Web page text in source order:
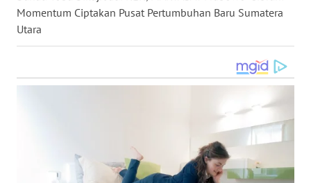
Momentum Ciptakan Pusat Pertumbuhan Baru Sumatera
Utara
KALSEL
WN
GORONTALO